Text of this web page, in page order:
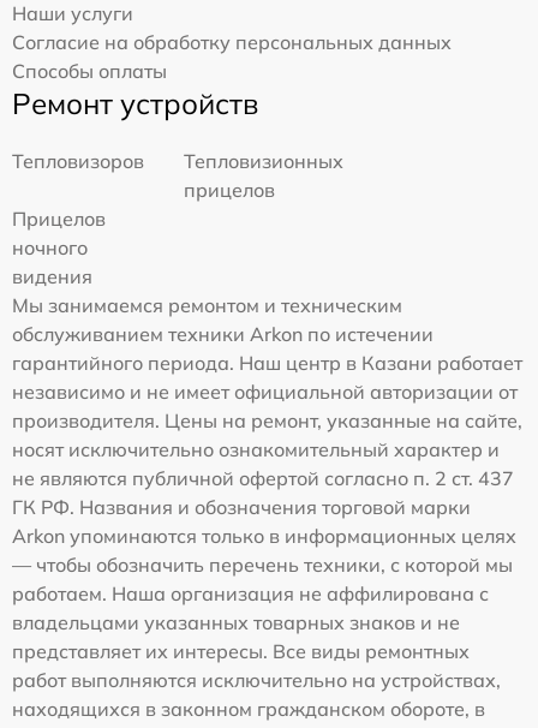
Наши услуги
Согласие на обработку персональных данных
Способы оплаты
Ремонт устройств
Тепловизоров
Тепловизионных
прицелов
Прицелов
ночного
видения
Мы занимаемся ремонтом и техническим
обслуживанием техники Arkon по истечении
гарантийного периода. Наш центр в Казани работает
независимо и не имеет официальной авторизации от
производителя. Цены на ремонт, указанные на сайте,
носят исключительно ознакомительный характер и
не являются публичной офертой согласно п. 2 ст. 437
ГК РФ. Названия и обозначения торговой марки
Arkon упоминаются только в информационных целях
— чтобы обозначить перечень техники, с которой мы
работаем. Наша организация не аффилирована с
владельцами указанных товарных знаков и не
представляет их интересы. Все виды ремонтных
работ выполняются исключительно на устройствах,
находящихся в законном гражданском обороте, в